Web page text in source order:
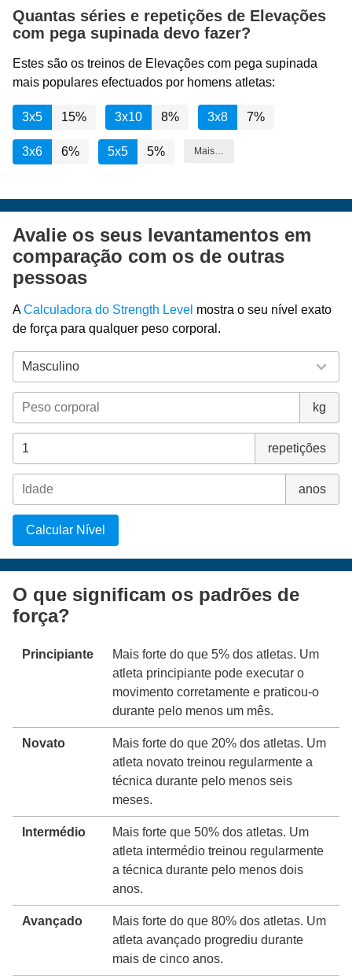
Quantas séries e repetições de Elevações
com pega supinada devo fazer?
Estes são os treinos de Elevações com pega supinada
mais populares efectuados por homens atletas:
3x5 15% 3x10 8% 3x8 7%
3x6 6% 5x5 5% Mais…
Avalie os seus levantamentos em
comparação com os de outras
pessoas
ACalculadora do Strength Level mostra o seu nível exato
de força para qualquer peso corporal.
kg
repetições
anos
Calcular Nível
O que significam os padrões de
força?
Principiante
Mais forte do que 5% dos atletas. Um
atleta principiante pode executar o
movimento corretamente e praticou-o
durante pelo menos um mês.
Novato
Mais forte do que 20% dos atletas. Um
atleta novato treinou regularmente a
técnica durante pelo menos seis
meses.
Intermédio
Mais forte que 50% dos atletas. Um
atleta intermédio treinou regularmente
a técnica durante pelo menos dois
anos.
Avançado
Mais forte do que 80% dos atletas. Um
atleta avançado progrediu durante
mais de cinco anos.